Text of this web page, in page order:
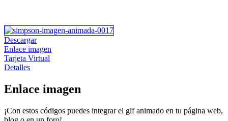
Descargar
Enlace imagen
Tarjeta Virtual
Detalles
Enlace imagen
¡Con estos códigos puedes integrar el gif animado en tu página web,